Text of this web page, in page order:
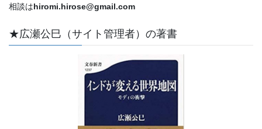
相談はhiromi.hirose@gmail.com
★広瀬公巳（サイト管理者）の著書